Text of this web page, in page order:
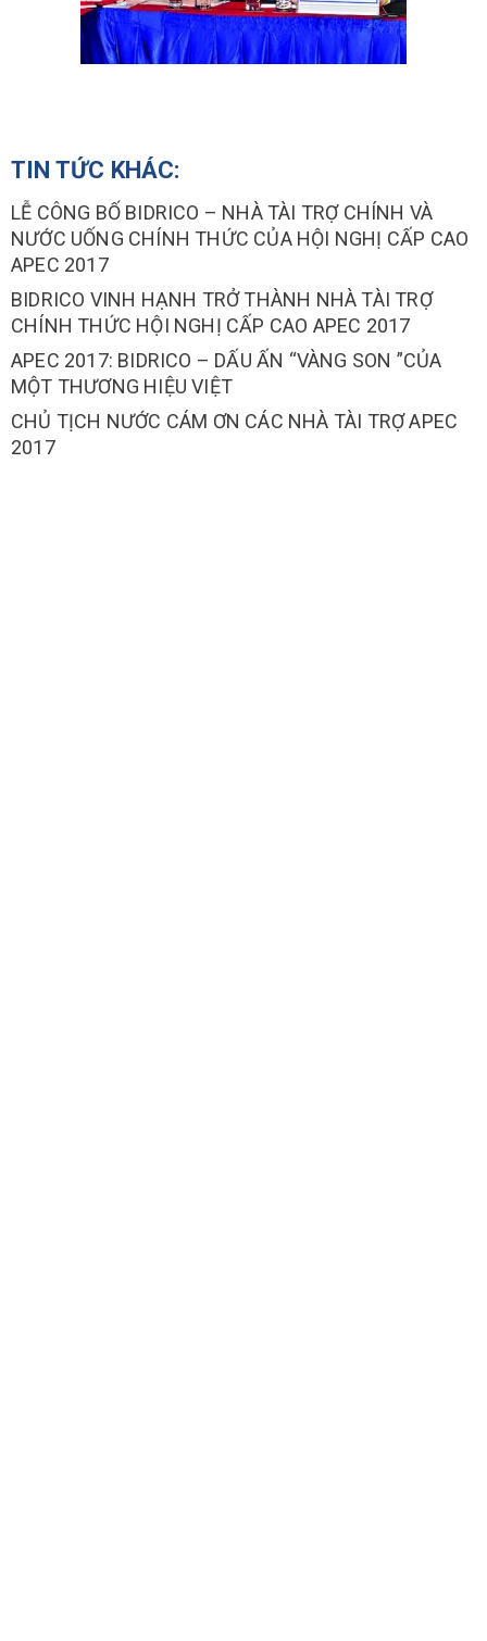
TIN TỨC KHÁC:
LỄ CÔNG BỐ BIDRICO – NHÀ TÀI TRỢ CHÍNH VÀ
NƯỚC UỐNG CHÍNH THỨC CỦA HỘI NGHỊ CẤP CAO
APEC 2017
BIDRICO VINH HẠNH TRỞ THÀNH NHÀ TÀI TRỢ
CHÍNH THỨC HỘI NGHỊ CẤP CAO APEC 2017
APEC 2017: BIDRICO – DẤU ẤN “VÀNG SON ”CỦA
MỘT THƯƠNG HIỆU VIỆT
CHỦ TỊCH NƯỚC CÁM ƠN CÁC NHÀ TÀI TRỢ APEC
2017